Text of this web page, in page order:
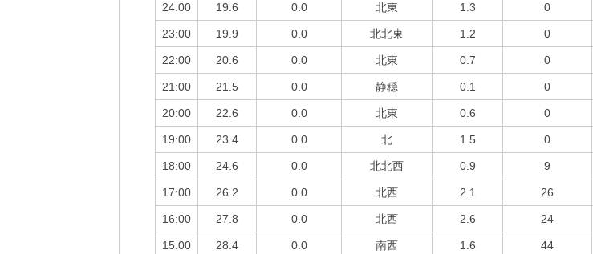
24:00 19.6 0.0 北東 1.3 0
23:00 19.9 0.0 北北東 1.2 0
22:00 20.6 0.0 北東 0.7 0
21:00 21.5 0.0 静穏 0.1 0
20:00 22.6 0.0 北東 0.6 0
19:00 23.4 0.0 北 1.5 0
18:00 24.6 0.0 北北西 0.9 9
17:00 26.2 0.0 北西 2.1 26
16:00 27.8 0.0 北西 2.6 24
15:00 28.4 0.0 南西 1.6 44